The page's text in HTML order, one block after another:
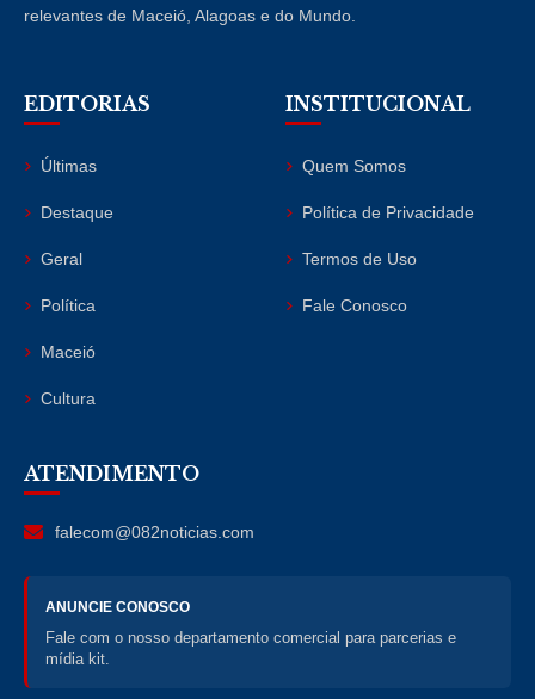
relevantes de Maceió, Alagoas e do Mundo.
EDITORIAS
Últimas
Destaque
Geral
Política
Maceió
Cultura
INSTITUCIONAL
Quem Somos
Política de Privacidade
Termos de Uso
Fale Conosco
ATENDIMENTO
falecom@082noticias.com
ANUNCIE CONOSCO
Fale com o nosso departamento comercial para parcerias e
mídia kit.